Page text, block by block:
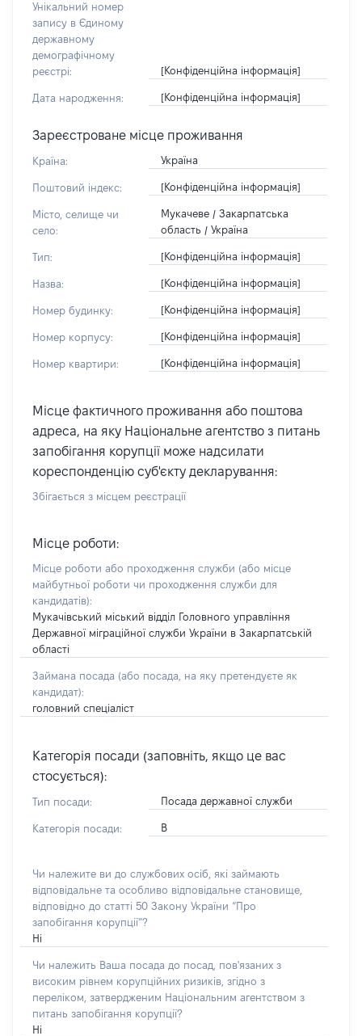
Унікальний номер
запису в Єдиному
державному
демографічному
реєстрі:
[Конфіденційна інформація]
Дата народження: [Конфіденційна інформація]
Зареєстроване місце проживання
Країна: Україна
Поштовий індекс: [Конфіденційна інформація]
Місто, селище чи
село:
Мукачеве / Закарпатська
область / Україна
Тип: [Конфіденційна інформація]
Назва: [Конфіденційна інформація]
Номер будинку: [Конфіденційна інформація]
Номер корпусу: [Конфіденційна інформація]
Номер квартири: [Конфіденційна інформація]
Місце фактичного проживання або поштова
адреса, на яку Національне агентство з питань
запобігання корупції може надсилати
кореспонденцію суб'єкту декларування:
Збігається з місцем реєстрації
Місце роботи:
Місце роботи або проходження служби (або місце
майбутньої роботи чи проходження служби для
кандидатів):
Мукачівський міський відділ Головного управління
Державної міграційної служби України в Закарпатській
області
Займана посада (або посада, на яку претендуєте як
кандидат):
головний спеціаліст
Категорія посади (заповніть, якщо це вас
стосується):
Тип посади: Посада державної служби
Категорія посади: В
Чи належите ви до службових осіб, які займають
відповідальне та особливо відповідальне становище,
відповідно до статті 50 Закону України “Про
запобігання корупції”?
Ні
Чи належить Ваша посада до посад, пов'язаних з
високим рівнем корупційних ризиків, згідно з
переліком, затвердженим Національним агентством з
питань запобігання корупції?
Ні